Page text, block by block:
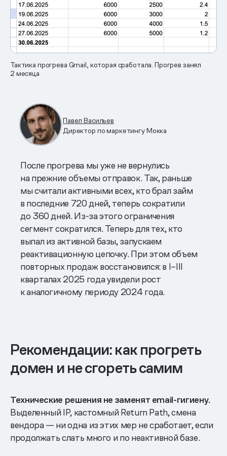
Тактика прогрева Gmail, которая сработала. Прогрев занял
2 месяца
Павел Васильев
Директор по маркетингу Мокка
После прогрева мы уже не вернулись
на прежние объемы отправок. Так, раньше
мы считали активными всех, кто брал займ
в последние 720 дней, теперь сократили
до 360 дней. Из-за этого ограничения
сегмент сократился. Теперь для тех, кто
выпал из активной базы, запускаем
реактивационную цепочку. При этом объем
повторных продаж восстановился: в I–III
кварталах 2025 года увидели рост
к аналогичному периоду 2024 года.
Рекомендации: как прогреть
домен и не сгореть самим
Технические решения не заменят email-гигиену.
Выделенный IP, кастомный Return Path, смена
вендора — ни одна из этих мер не сработает, если
продолжать слать много и по неактивной базе.